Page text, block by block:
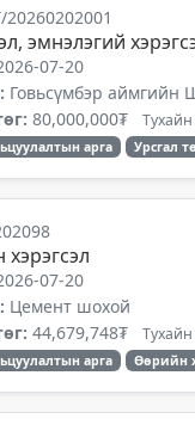
эмнэлэгий
07-20
Говьсүмбэр аймгийн
80,000,000₮
арга Урсгал
хэрэгсэл
07-20
Цемент шохой
44,679,748₮
арга Өөрийн